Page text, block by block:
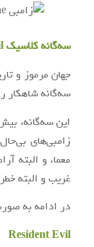
سه‌گانه کلاسیک Resident Evil (شیطان مقیم)
جهان مرموز و
سه‌گانه شاهکار
این سه‌گانه،
زامبی‌های
معما، و البته
غریب و البته
در ادامه به
Resident Evil